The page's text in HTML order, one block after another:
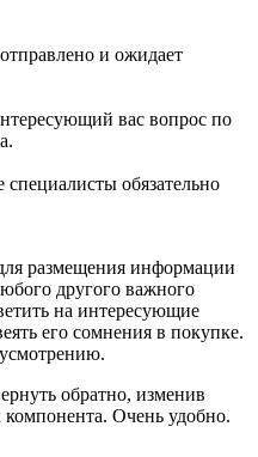
и ожидает
вас вопрос по
обязательно
размещения информации
другого важного
на интересующие
его сомнения в покупке.
обратно, изменив
компонента. Очень удобно.